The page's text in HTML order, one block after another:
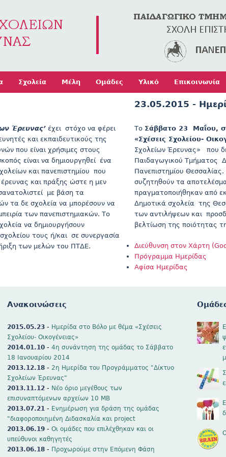
Σχολεία Μέλη Ομάδες Υλικό Επικοινωνία
Έρευνας’έχει στόχο να φέρει
και εκπαιδευτικούς της
που είναι χρήσιμες στους
είναι να δημιουργηθεί ένα
και πανεπιστημίου που
και πράξης ώστε η μεν
με βάση τα
τα δε σχολεία να μπορέσουν να
των πανεπιστημιακών. Το
να δημιουργήσουν
τους ή/και σε συνεργασία
των μελών του ΠΤΔΕ.
23.05.2015 -
Το Σάββατο 23 Μαΐου,
«Σχέσεις Σχολείου-
Σχολείων Έρευνας» που
Παιδαγωγικού Τμήματος
Πανεπιστημίου
συζητηθούν τα
πραγματοποιήθηκαν από
Δημοτικά σχολεία της
των αντιλήψεων και
βελτίωση της ποιότητας
Διεύθυνση στον Χάρτη
Πρόγραμμα Ημερίδας
Αφίσα Ημερίδας
Ανακοινώσεις
2015.05.23 - Hμερίδα στο Βόλο με θέμα «Σχέσεις
Σχολείου- Οικογένειας»
2014.01.10 - 4η συνάντηση της ομάδας το Σάββατο
18 Ιανουαρίου 2014
2013.12.18 - 2η Ημερίδα του Προγράμματος "Δίκτυο
Σχολείων Έρευνας"
2013.11.12 - Νέο όριο μεγέθους των
επισυναπτόμενων αρχείων 10 MB
2013.07.21 - Ενημέρωση για δράση της ομάδας
"διαφοροποιημένη Διδασκαλία και project
2013.06.19 - Οι ομάδες που επιλέχθηκαν και οι
υπεύθυνοι καθηγητές
2013.06.18 - Προχωρούμε στην Επόμενη Φάση